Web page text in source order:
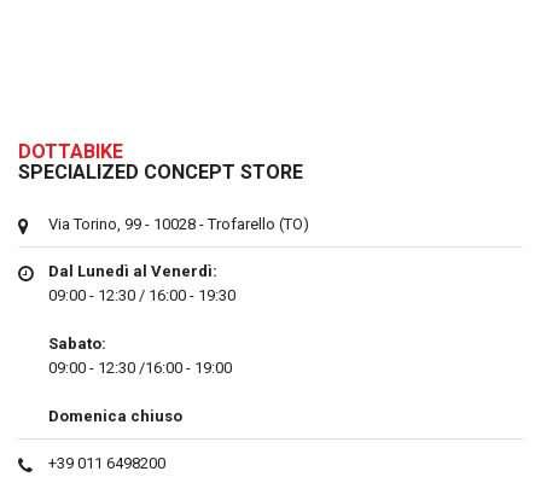
DOTTABIKE
SPECIALIZED CONCEPT STORE
Via Torino, 99 - 10028 - Trofarello (TO)
Dal Lunedì al Venerdì:
09:00 - 12:30 / 16:00 - 19:30
Sabato:
09:00 - 12:30 /16:00 - 19:00
Domenica chiuso
+39 011 6498200